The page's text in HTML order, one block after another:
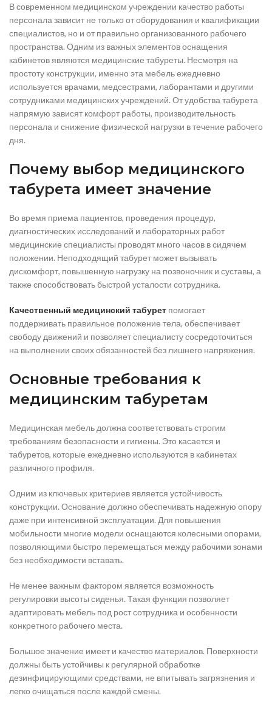
В современном медицинском учреждении качество работы
персонала зависит не только от оборудования и квалификации
специалистов, но и от правильно организованного рабочего
пространства. Одним из важных элементов оснащения
кабинетов являются медицинские табуреты. Несмотря на
простоту конструкции, именно эта мебель ежедневно
используется врачами, медсестрами, лаборантами и другими
сотрудниками медицинских учреждений. От удобства табурета
напрямую зависят комфорт работы, производительность
персонала и снижение физической нагрузки в течение рабочего
дня.
Почему выбор медицинского
табурета имеет значение
Во время приема пациентов, проведения процедур,
диагностических исследований и лабораторных работ
медицинские специалисты проводят много часов в сидячем
положении. Неподходящий табурет может вызывать
дискомфорт, повышенную нагрузку на позвоночник и суставы, а
также способствовать быстрой усталости сотрудника.
Качественный медицинский табурет помогает
поддерживать правильное положение тела, обеспечивает
свободу движений и позволяет специалисту сосредоточиться
на выполнении своих обязанностей без лишнего напряжения.
Основные требования к
медицинским табуретам
Медицинская мебель должна соответствовать строгим
требованиям безопасности и гигиены. Это касается и
табуретов, которые ежедневно используются в кабинетах
различного профиля.
Одним из ключевых критериев является устойчивость
конструкции. Основание должно обеспечивать надежную опору
даже при интенсивной эксплуатации. Для повышения
мобильности многие модели оснащаются колесными опорами,
позволяющими быстро перемещаться между рабочими зонами
без необходимости вставать.
Не менее важным фактором является возможность
регулировки высоты сиденья. Такая функция позволяет
адаптировать мебель под рост сотрудника и особенности
конкретного рабочего места.
Большое значение имеет и качество материалов. Поверхности
должны быть устойчивы к регулярной обработке
дезинфицирующими средствами, не впитывать загрязнения и
легко очищаться после каждой смены.